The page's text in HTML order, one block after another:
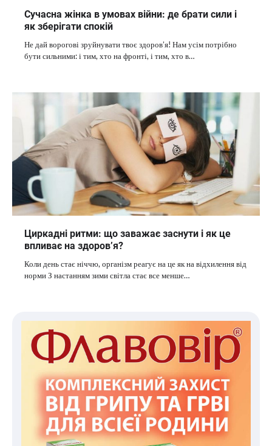
Сучасна жінка в умовах війни: де брати сили і
як зберігати спокій
Не дай ворогові зруйнувати твоє здоров’я! Нам усім потрібно
бути сильними: і тим, хто на фронті, і тим, хто в…
Циркадні ритми: що заважає заснути і як це
впливає на здоров’я?
Коли день стає ніччю, організм реагує на це як на відхилення від
норми З настанням зими світла стає все менше…